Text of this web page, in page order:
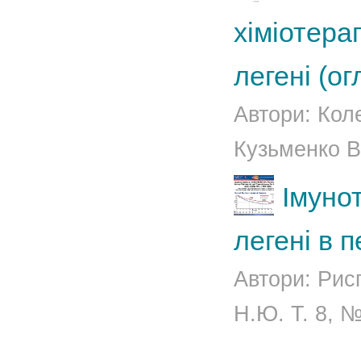
легені
Автори:
Кузьменко
легені в
Автори:
Н.Ю. Т. 8, №